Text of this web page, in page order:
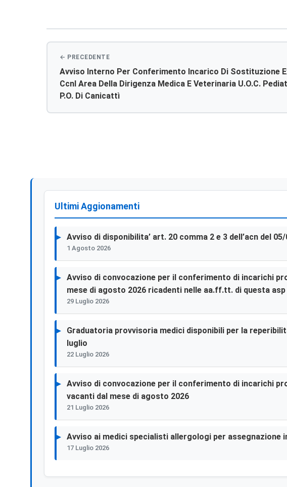
articoli
Avviso Interno Per Conferimento Incarico Di Sostituzione
Ccnl Area Della Dirigenza Medica E Veterinaria U.o.c. Pediatria Del
P.o. Di Canicattì
Ultimi Aggionamenti
Avviso di disponibilita’ art. 20 comma 2 e 3 dell’acn del
1 Agosto 2026
Avviso di convocazione per il conferimento di incarichi
mese di agosto 2026 ricadenti nelle aa.ff.tt. di questa asp
29 Luglio 2026
Graduatoria provvisoria medici disponibili per la
luglio
22 Luglio 2026
Avviso di convocazione per il conferimento di incarichi
vacanti dal mese di agosto 2026
21 Luglio 2026
Avviso ai medici specialisti allergologi per
17 Luglio 2026